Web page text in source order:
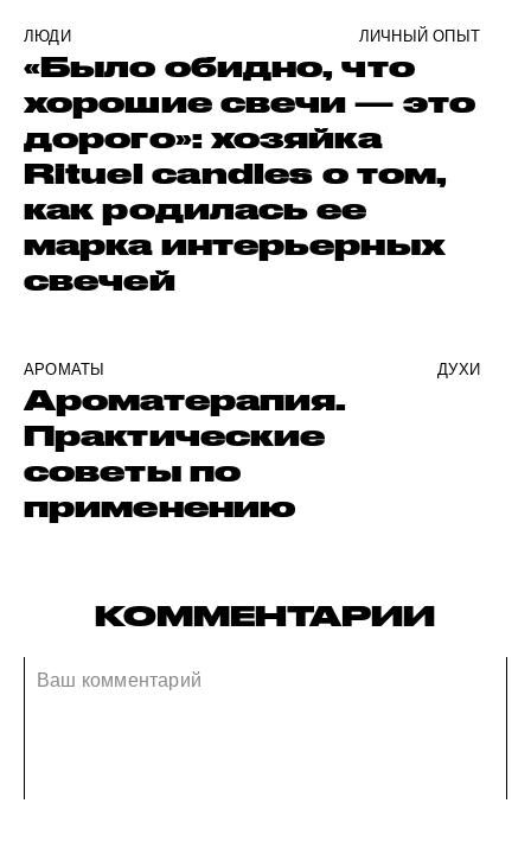
ЛЮДИ ЛИЧНЫЙ ОПЫТ
«Было обидно, что
хорошие свечи — это
дорого»: хозяйка
Rituel candles о том,
как родилась ее
марка интерьерных
свечей
АРОМАТЫ ДУХИ
Ароматерапия.
Практические
советы по
применению
КОММЕНТАРИИ